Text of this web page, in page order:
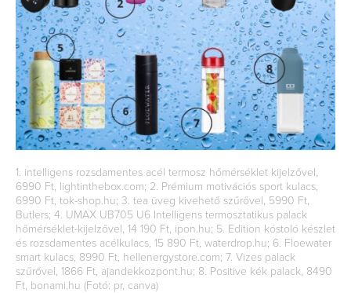
1. intelligens rozsdamentes acél termosz hőmérséklet kijelzővel,
6990 Ft, lightinthebox.com; 2. Prémium motivációs sport kulacs,
6990 Ft, tok-shop.hu; 3. tea üveg kivehető szűrővel, 5990 Ft,
Butlers; 4. UMAX UB705 U6 Intelligens termosztatikus palack
hőmérséklet-kijelzővel, 14 190 Ft, ipon.hu; 5. Edition kóstoló készlet
és rozsdamentes acélkulacs, 15 890 Ft, waterdrop.hu; 6. Floewater
smart kulacs, 8990 Ft, hellenergystore.com; 7. Vizes palack
szűrővel, 1866 Ft, ajandekkozpont.hu; 8. Positive kék palack, 8490
Ft, bonami.hu (Fotó: pr, canva)